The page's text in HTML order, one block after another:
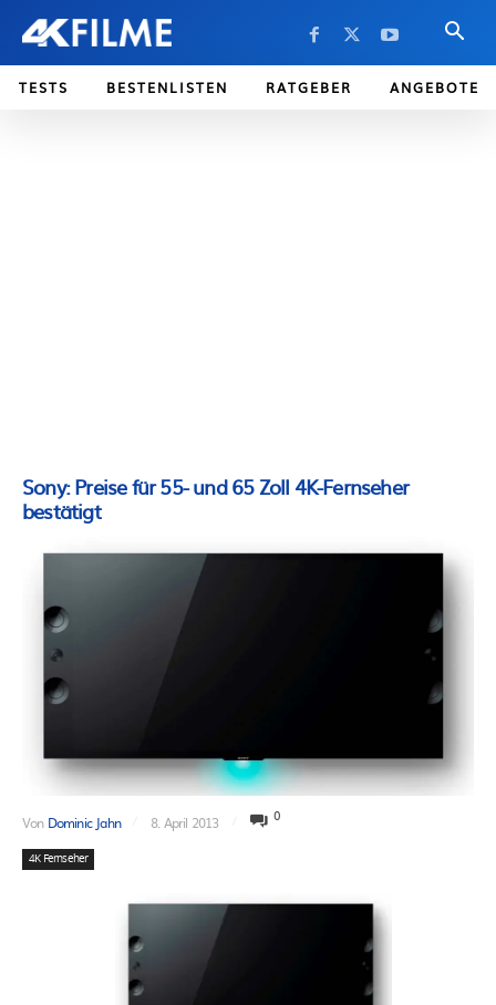
TESTS BESTENLISTEN RATGEBER ANGEBOTE
Sony: Preise für 55- und 65 Zoll 4K-Fernseher
bestätigt
Von Dominic Jahn 8. April 2013 0
4K Fernseher